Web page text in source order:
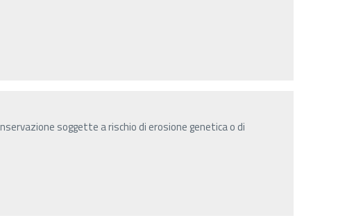
soggette a rischio di erosione genetica o di